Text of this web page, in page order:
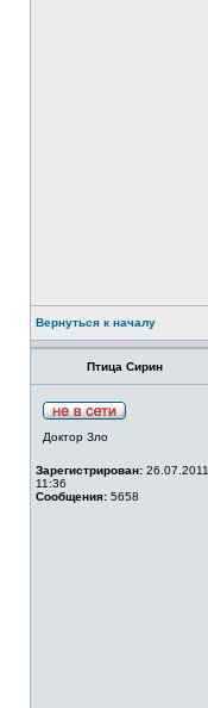
Вернуться к началу
Птица Сирин
Доктор Зло
Зарегистрирован: 26.07.2011
11:36
Сообщения: 5658